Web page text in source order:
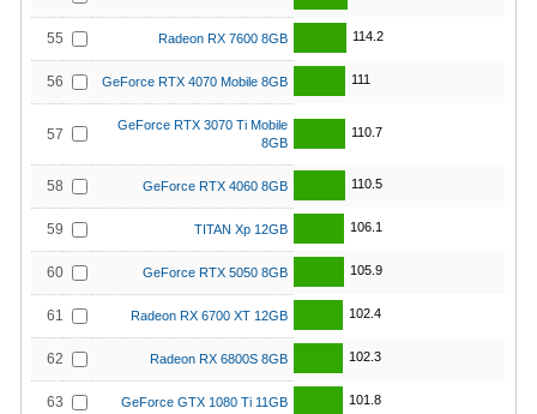
55 Radeon RX 7600 8GB 114.2
56 GeForce RTX 4070 Mobile 8GB 111
57
GeForce RTX 3070 Ti Mobile
8GB
110.7
58 GeForce RTX 4060 8GB 110.5
59 TITAN Xp 12GB 106.1
60 GeForce RTX 5050 8GB 105.9
61 Radeon RX 6700 XT 12GB 102.4
62 Radeon RX 6800S 8GB 102.3
63 GeForce GTX 1080 Ti 11GB 101.8